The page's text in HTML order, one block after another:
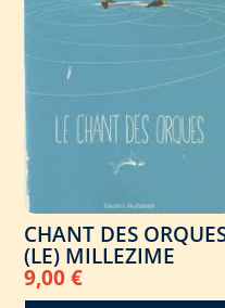
CHANT DES
(LE) MILLEZIME
9,00€